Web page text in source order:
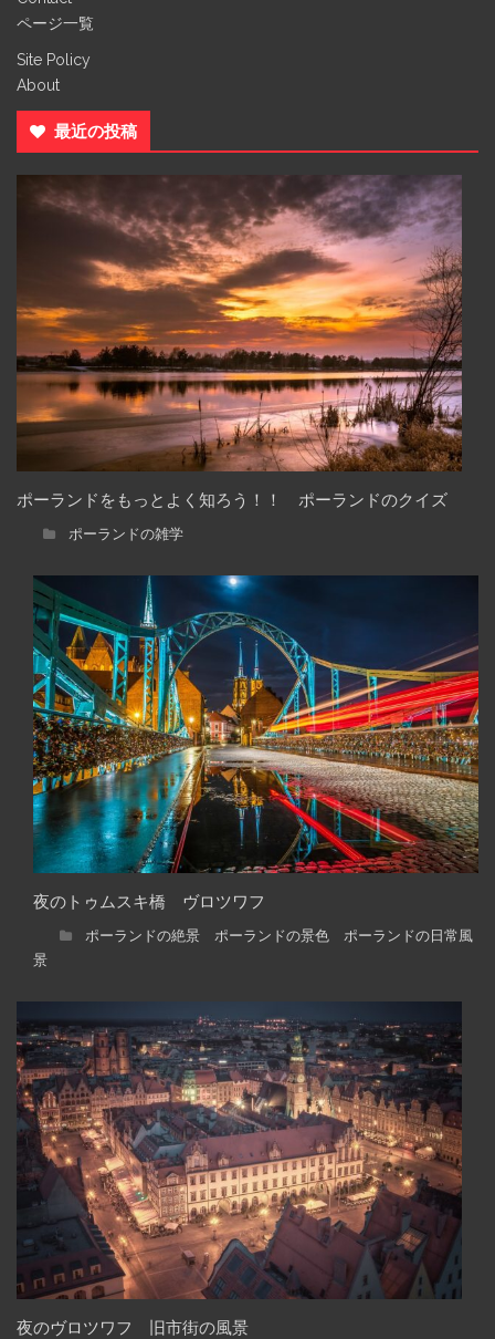
ページ一覧
Site Policy
About
最近の投稿
ポーランドをもっとよく知ろう！！ ポーランドのクイズ
ポーランドの雑学
夜のトゥムスキ橋 ヴロツワフ
ポーランドの絶景 ポーランドの景色 ポーランドの日常風
景
夜のヴロツワフ 旧市街の風景